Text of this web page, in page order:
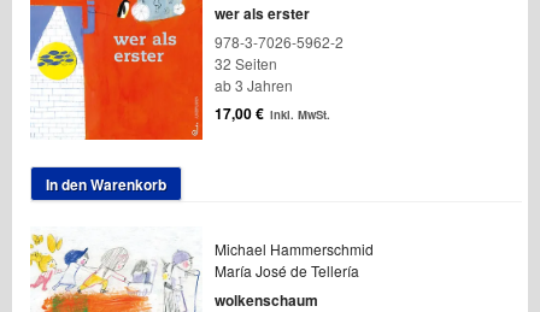
wer als erster
978-3-7026-5962-2
32 Seiten
ab 3 Jahren
17,00€ inkl. MwSt.
In den Warenkorb
Michael Hammerschmid
María José de Tellería
wolkenschaum